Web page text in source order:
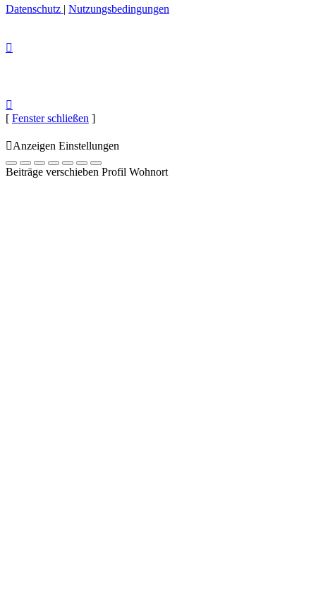
Datenschutz | Nutzungsbedingungen
[ Fenster schließen ]
Anzeigen Einstellungen
Beiträge verschieben Profil Wohnort